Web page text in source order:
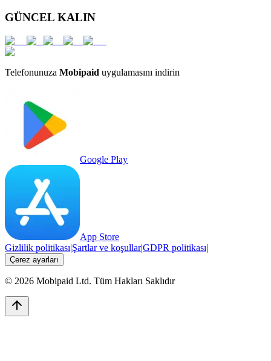
GÜNCEL KALIN
Telefonunuza Mobipaid uygulamasını indirin
Google Play
App Store
Gizlilik politikası|Şartlar ve koşullar|GDPR politikası|
Çerez ayarları
© 2026 Mobipaid Ltd. Tüm Hakları Saklıdır